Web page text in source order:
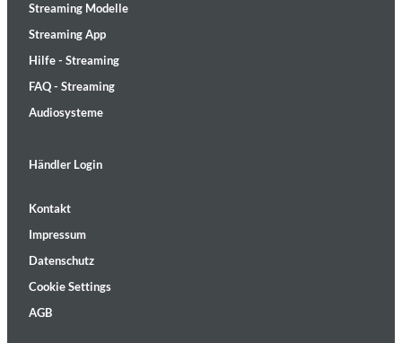
Streaming Modelle
Streaming App
Hilfe - Streaming
FAQ - Streaming
Audiosysteme
Händler Login
Kontakt
Impressum
Datenschutz
Cookie Settings
AGB